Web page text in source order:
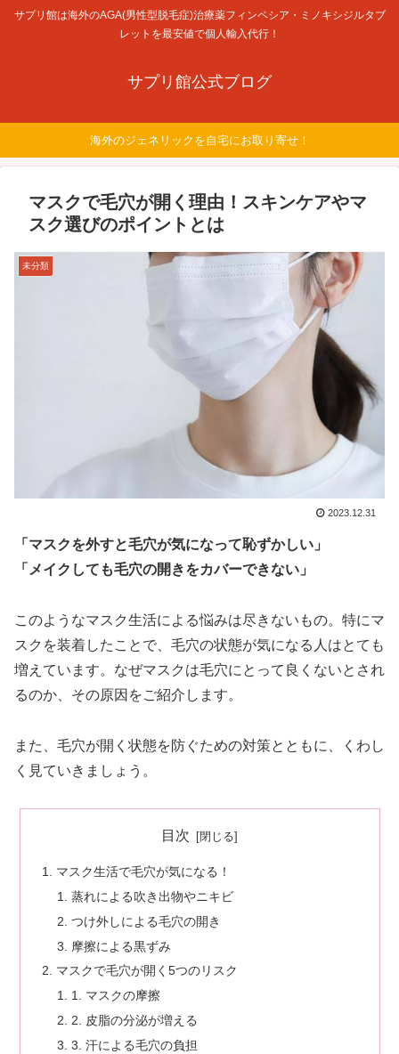
サプリ館は海外のAGA(男性型脱毛症)治療薬フィンペシア・ミノキシジルタブ
レットを最安値で個人輸入代行！
サプリ館公式ブログ
海外のジェネリックを自宅にお取り寄せ！
マスクで毛穴が開く理由！スキンケアやマ
スク選びのポイントとは
未分類
2023.12.31
「マスクを外すと毛穴が気になって恥ずかしい」
「メイクしても毛穴の開きをカバーできない」
このようなマスク生活による悩みは尽きないもの。特にマ
スクを装着したことで、毛穴の状態が気になる人はとても
増えています。なぜマスクは毛穴にとって良くないとされ
るのか、その原因をご紹介します。
また、毛穴が開く状態を防ぐための対策とともに、くわし
く見ていきましょう。
目次
マスク生活で毛穴が気になる！
蒸れによる吹き出物やニキビ
つけ外しによる毛穴の開き
摩擦による黒ずみ
マスクで毛穴が開く5つのリスク
1. マスクの摩擦
2. 皮脂の分泌が増える
3. 汗による毛穴の負担